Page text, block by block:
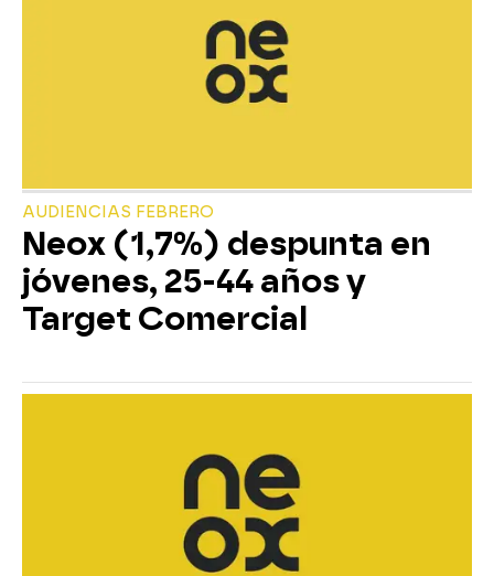
AUDIENCIAS FEBRERO
Neox (1,7%) despunta en
jóvenes, 25-44 años y
Target Comercial